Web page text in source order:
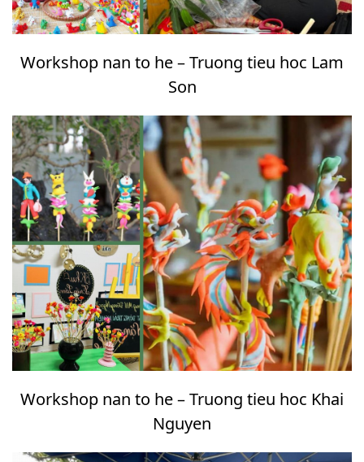
Workshop nan to he – Truong tieu hoc Lam
Son
Workshop nan to he – Truong tieu hoc Khai
Nguyen